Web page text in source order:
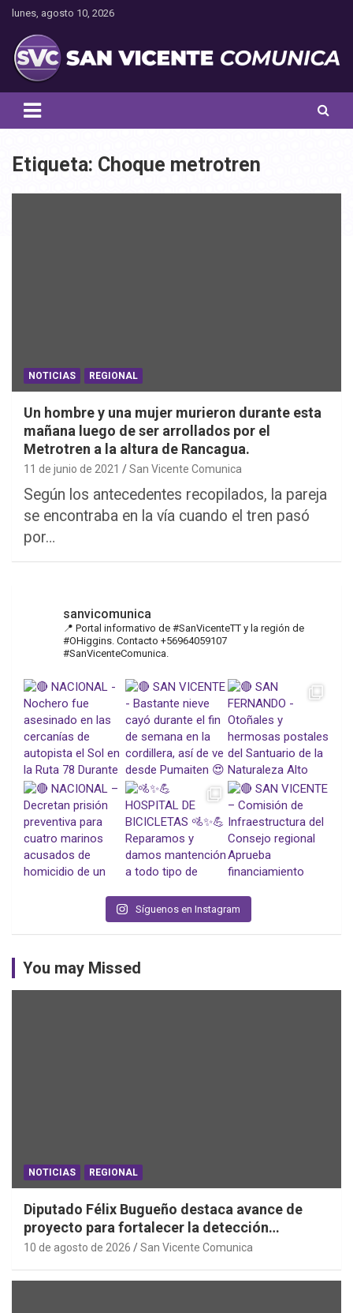
Saltar
contenido
lunes, agosto 10, 2026
San Vicente Comunica
Toda la actualidad noticiosa de nuestra comuna
Etiqueta: Choque metrotren
NOTICIAS REGIONAL
Un hombre y una mujer murieron durante esta
mañana luego de ser arrollados por el
Metrotren a la altura de Rancagua.
11 de junio de 2021 San Vicente Comunica
Según los antecedentes recopilados, la pareja
se encontraba en la vía cuando el tren pasó
por…
sanvicomunica
📍 Portal informativo de #SanVicenteTT y la región de
#OHiggins. Contacto +56964059107
#SanVicenteComunica.
Síguenos en Instagram
You may Missed
NOTICIAS REGIONAL
Diputado Félix Bugueño destaca avance de
proyecto para fortalecer la detección
temprana del cáncer de tiroides
10 de agosto de 2026 San Vicente Comunica